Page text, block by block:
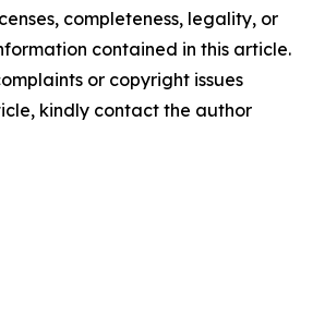
completeness, legality, or
contained in this article.
or copyright issues
kindly contact the author